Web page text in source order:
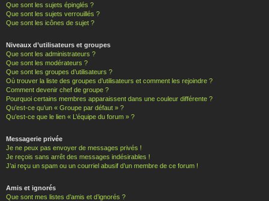
Que sont les sujets épinglés ?
Que sont les sujets verrouillés ?
Que sont les icônes de sujet ?
Niveaux d’utilisateurs et groupes
Que sont les administrateurs ?
Que sont les modérateurs ?
Que sont les groupes d’utilisateurs ?
Où trouver la liste des groupes d’utilisateurs et comment les rejoindre ?
Comment devenir chef de groupe ?
Pourquoi certains membres apparaissent dans une couleur différente ?
Qu’est-ce qu’un « Groupe par défaut » ?
Qu’est-ce que le lien « L’équipe du forum » ?
Messagerie privée
Je ne peux pas envoyer de messages privés !
Je reçois sans arrêt des messages indésirables !
J’ai reçu un spam ou un courriel abusif d’un membre de ce forum !
Amis et ignorés
Que sont mes listes d’amis et d’ignorés ?